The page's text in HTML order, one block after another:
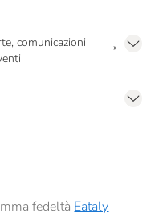
comunicazioni
*
caso di consenso prestato ai
fedeltà Eataly